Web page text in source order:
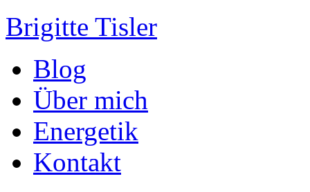
Brigitte Tisler
Blog
Über mich
Energetik
Kontakt